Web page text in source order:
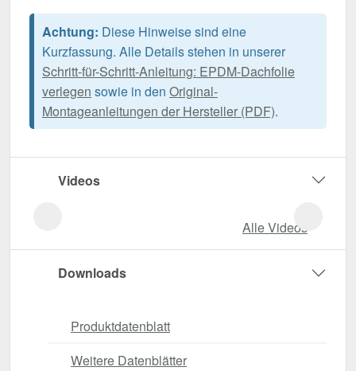
Achtung: Diese Hinweise sind eine
Kurzfassung. Alle Details stehen in unserer
Schritt-für-Schritt-Anleitung: EPDM-Dachfolie
verlegen sowie in den Original-
Montageanleitungen der Hersteller (PDF).
Videos
Alle Videos
Downloads
Produktdatenblatt
Weitere Datenblätter